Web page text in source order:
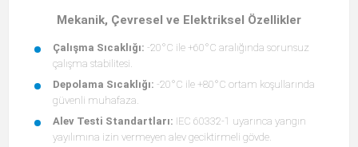
Mekanik, Çevresel ve Elektriksel Özellikler
Çalışma Sıcaklığı: -20°C ile +60°C aralığında sorunsuz
çalışma stabilitesi.
Depolama Sıcaklığı: -20°C ile +80°C ortam koşullarında
güvenli muhafaza.
Alev Testi Standartları: IEC 60332-1 uyarınca yangın
yayılımına izin vermeyen alev geciktirmeli gövde.